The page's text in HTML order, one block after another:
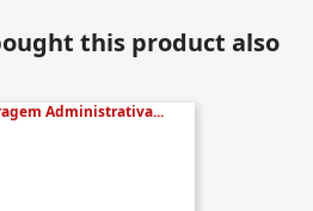
this product also